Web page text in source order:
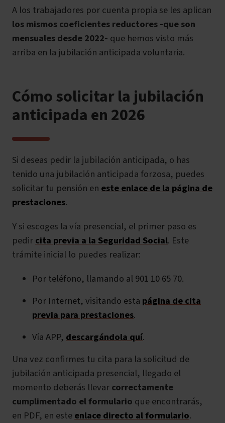
A los trabajadores por cuenta propia se les aplican
los mismos coeficientes reductores -que son
mensuales desde 2022- que hemos visto más
arriba en la jubilación anticipada voluntaria.
Cómo solicitar la jubilación
anticipada en 2026
Si deseas pedir la jubilación anticipada, o has
tenido una jubilación anticipada forzosa, puedes
solicitar tu pensión en este enlace de la página de
prestaciones.
Y si escoges la vía presencial, el primer paso es
pedircita previa a la Seguridad Social. Este
trámite inicial lo puedes realizar:
Por teléfono, llamando al 901 10 65 70.
Por Internet, visitando esta página de cita
previa para prestaciones.
Vía APP, descargándola quí.
Una vez confirmes tu cita para la solicitud de
jubilación anticipada presencial, llegado el
momento deberás llevarcorrectamente
cumplimentado el formulario que encontrarás,
en PDF, en esteenlace directo al formulario.